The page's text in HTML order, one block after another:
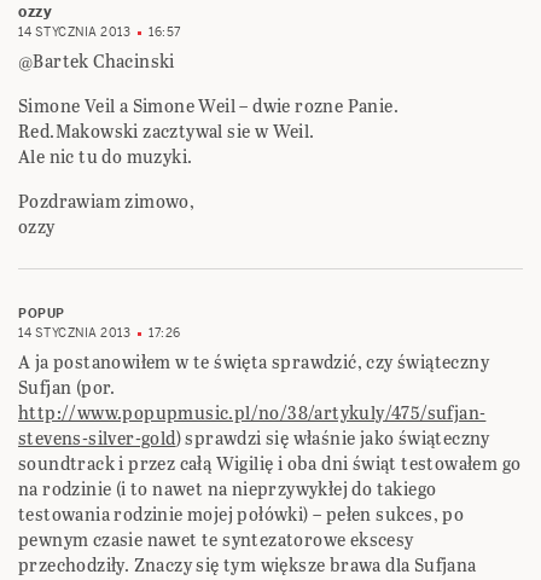
ozzy
14 STYCZNIA 2013 16:57
@Bartek Chacinski
Simone Veil a Simone Weil – dwie rozne Panie.
Red.Makowski zacztywal sie w Weil.
Ale nic tu do muzyki.
Pozdrawiam zimowo,
ozzy
POPUP
14 STYCZNIA 2013
17:26
A ja postanowiłem w te święta sprawdzić, czy świąteczny
Sufjan (por.
http://www.popupmusic.pl/no/38/artykuly/475/sufjan-
stevens-silver-gold) sprawdzi się właśnie jako świąteczny
soundtrack i przez całą Wigilię i oba dni świąt testowałem go
na rodzinie (i to nawet na nieprzywykłej do takiego
testowania rodzinie mojej połówki) – pełen sukces, po
pewnym czasie nawet te syntezatorowe ekscesy
przechodziły. Znaczy się tym większe brawa dla Sufjana